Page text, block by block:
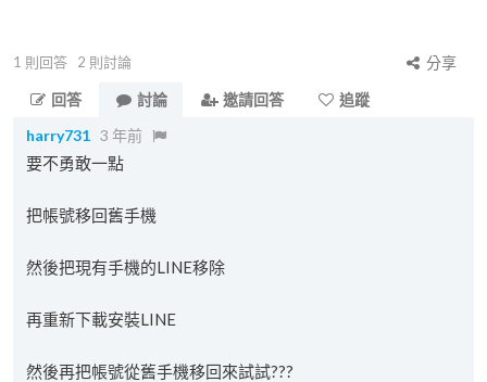
1 則回答 2 則討論
分享
回答
討論 邀請回答
追蹤
harry731 3 年前
要不勇敢一點
把帳號移回舊手機
然後把現有手機的LINE移除
再重新下載安裝LINE
然後再把帳號從舊手機移回來試試???